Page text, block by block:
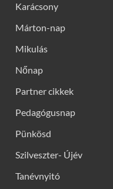
Karácsony
Márton-nap
Mikulás
Nőnap
Partner cikkek
Pedagógusnap
Pünkösd
Szilveszter- Újév
Tanévnyitó